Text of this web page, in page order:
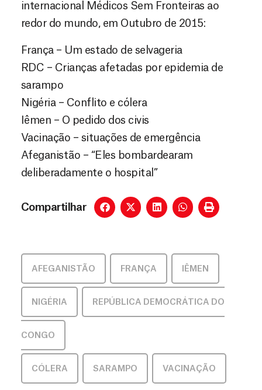
internacional Médicos Sem Fronteiras ao
redor do mundo, em Outubro de 2015:
França – Um estado de selvageria
RDC – Crianças afetadas por epidemia de
sarampo
Nigéria – Conflito e cólera
Iêmen – O pedido dos civis
Vacinação – situações de emergência
Afeganistão – “Eles bombardearam
deliberadamente o hospital”
Compartilhar
AFEGANISTÃO FRANÇA IÊMEN
NIGÉRIA REPÚBLICA DEMOCRÁTICA DO
CONGO
CÓLERA SARAMPO VACINAÇÃO